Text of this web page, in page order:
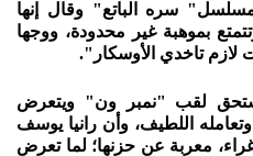
سره الباتع" وقال إنها
بموهبة غير محدودة، ووجها
لازم تاخدي الأوسكار".
لقب "نمبر ون" ويتعرض
وتعامله اللطيف، وأن رانيا يوسف
معربة عن حزنها؛ لما تعرض